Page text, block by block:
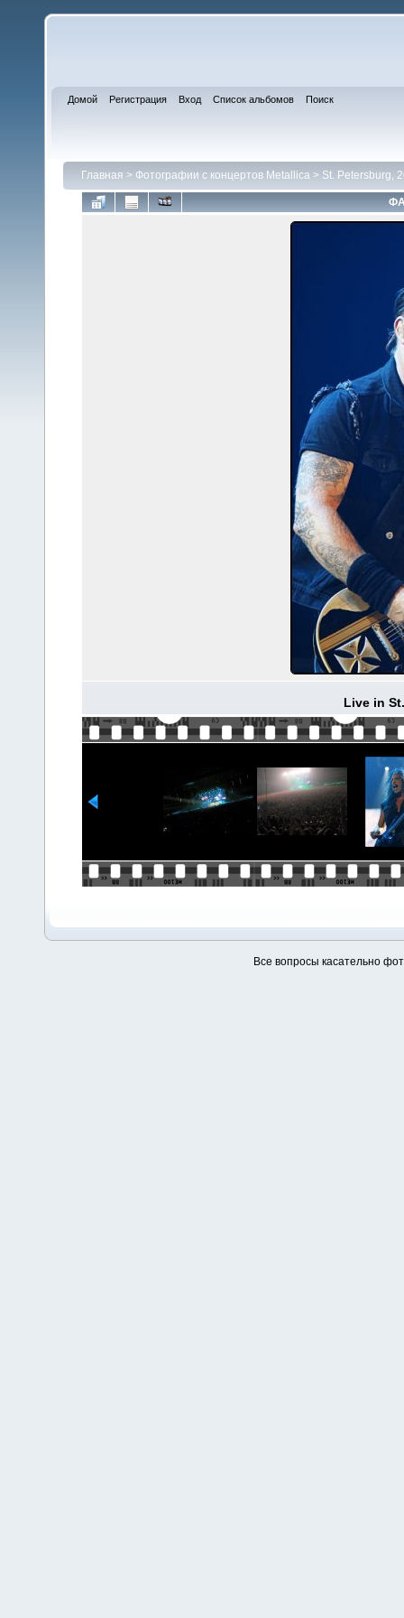
Домой Регистрация Вход Список альбомов Поиск
Главная > Фотографии с концертов Metallica > St. Petersburg,
Live in
Все вопросы касательно